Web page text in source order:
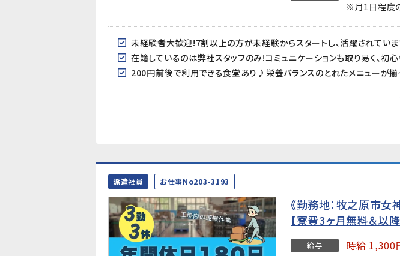
※月1日程度
在籍しているのは弊社スタッフのみ!コミュニケーションも取り易く、初
200円前後で利用できる食堂あり♪栄養バランスのとれたメニューが揃
派遣社員 お仕事No203-3193
《勤務地：牧之原市
【寮費3ヶ月無料＆以
給与 時給 1,300